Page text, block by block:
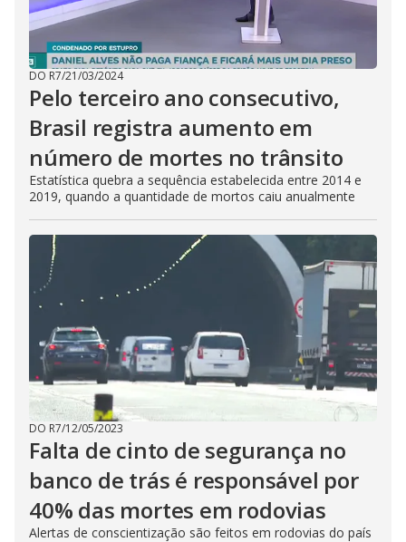
DO R7/21/03/2024
Pelo terceiro ano consecutivo,
Brasil registra aumento em
número de mortes no trânsito
Estatística quebra a sequência estabelecida entre 2014 e
2019, quando a quantidade de mortos caiu anualmente
DO R7/12/05/2023
Falta de cinto de segurança no
banco de trás é responsável por
40% das mortes em rodovias
Alertas de conscientização são feitos em rodovias do país